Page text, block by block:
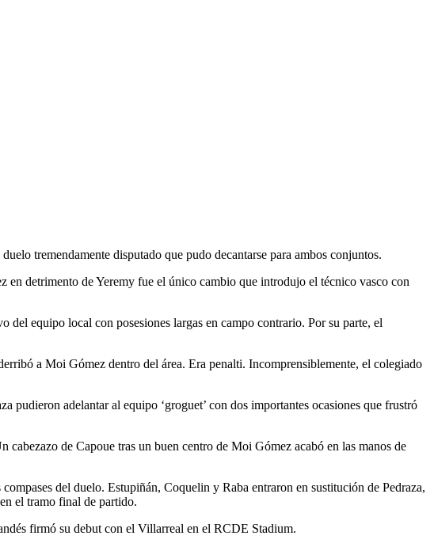
tremendamente disputado que pudo decantarse para ambos conjuntos.
detrimento de Yeremy fue el único cambio que introdujo el técnico vasco con
equipo local con posesiones largas en campo contrario. Por su parte, el
a Moi Gómez dentro del área. Era penalti. Incomprensiblemente, el colegiado
adelantar al equipo ‘groguet’ con dos importantes ocasiones que frustró
de Capoue tras un buen centro de Moi Gómez acabó en las manos de
del duelo. Estupiñán, Coquelin y Raba entraron en sustitución de Pedraza,
el tramo final de partido.
firmó su debut con el Villarreal en el RCDE Stadium.